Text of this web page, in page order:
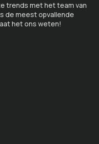
trends met het team van
de meest opvallende
het ons weten!